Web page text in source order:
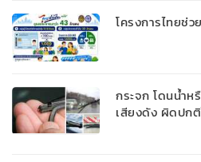
โครงการไทยช่
กระจก โดนน้ำ
เสียงดัง ผิดปก